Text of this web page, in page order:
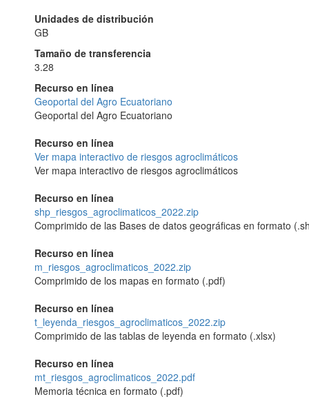
Unidades de distribución
GB
Tamaño de transferencia
3.28
Recurso en línea
Geoportal del Agro Ecuatoriano
Geoportal del Agro Ecuatoriano
Recurso en línea
Ver mapa interactivo de riesgos agroclimáticos
Ver mapa interactivo de riesgos agroclimáticos
Recurso en línea
shp_riesgos_agroclimaticos_2022.zip
Comprimido de las Bases de datos geográficas en formato
Recurso en línea
m_riesgos_agroclimaticos_2022.zip
Comprimido de los mapas en formato (.pdf)
Recurso en línea
t_leyenda_riesgos_agroclimaticos_2022.zip
Comprimido de las tablas de leyenda en formato (.xlsx)
Recurso en línea
mt_riesgos_agroclimaticos_2022.pdf
Memoria técnica en formato (.pdf)